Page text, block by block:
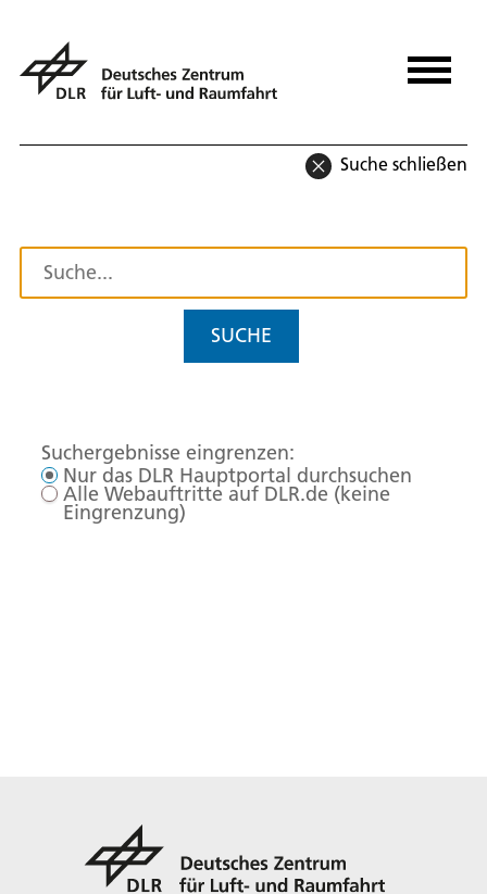
Suche schließen
SUCHE
Suchergebnisse eingrenzen:
Nur das DLR Hauptportal durchsuchen
Alle Webauftritte auf DLR.de (keine
Eingrenzung)